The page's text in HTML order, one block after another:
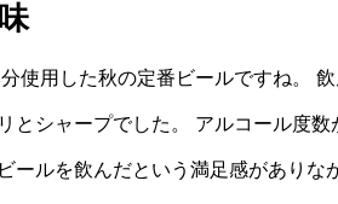
使用した秋の定番ビールですね。
シャープでした。 アルコール度数
ールを飲んだという満足感がありな